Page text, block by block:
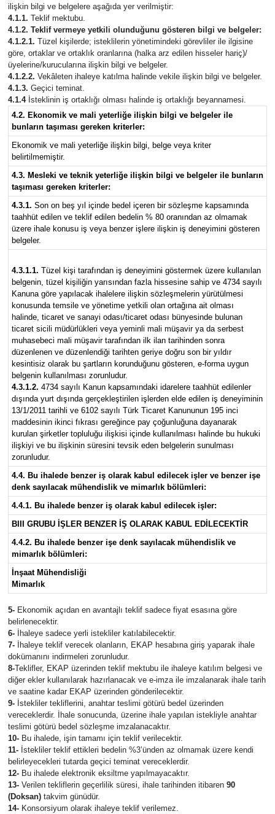
ilişkin bilgi ve belgelere aşağıda yer verilmiştir:
4.1.1. Teklif mektubu.
4.1.2. Teklif vermeye yetkili olunduğunu gösteren bilgi ve belgeler:
4.1.2.1. Tüzel kişilerde; isteklilerin yönetimindeki görevliler ile ilgisine
göre, ortaklar ve ortaklık oranlarına (halka arz edilen hisseler hariç)/
üyelerine/kurucularına ilişkin bilgi ve belgeler.
4.1.2.2. Vekâleten ihaleye katılma halinde vekile ilişkin bilgi ve belgeler.
4.1.3. Geçici teminat.
4.1.4İsteklinin iş ortaklığı olması halinde iş ortaklığı beyannamesi.
4.2. Ekonomik ve mali yeterliğe ilişkin bilgi ve belgeler ile
bunların taşıması gereken kriterler:
Ekonomik ve mali yeterliğe ilişkin bilgi, belge veya kriter
belirtilmemiştir.
4.3. Mesleki ve teknik yeterliğe ilişkin bilgi ve belgeler ile bunların
taşıması gereken kriterler:
4.3.1. Son on beş yıl içinde bedel içeren bir sözleşme kapsamında
taahhüt edilen ve teklif edilen bedelin % 80 oranından az olmamak
üzere ihale konusu iş veya benzer işlere ilişkin iş deneyimini gösteren
belgeler.
4.3.1.1. Tüzel kişi tarafından iş deneyimini göstermek üzere kullanılan
belgenin, tüzel kişiliğin yarısından fazla hissesine sahip ve 4734 sayılı
Kanuna göre yapılacak ihalelere ilişkin sözleşmelerin yürütülmesi
konusunda temsile ve yönetime yetkili olan ortağına ait olması
halinde, ticaret ve sanayi odası/ticaret odası bünyesinde bulunan
ticaret sicili müdürlükleri veya yeminli mali müşavir ya da serbest
muhasebeci mali müşavir tarafından ilk ilan tarihinden sonra
düzenlenen ve düzenlendiği tarihten geriye doğru son bir yıldır
kesintisiz olarak bu şartların korunduğunu gösteren, e-forma uygun
belgenin kullanılması zorunludur.
4.3.1.2. 4734 sayılı Kanun kapsamındaki idarelere taahhüt edilenler
dışında yurt dışında gerçekleştirilen işlerden elde edilen iş deneyiminin
13/1/2011 tarihli ve 6102 sayılı Türk Ticaret Kanununun 195 inci
maddesinin ikinci fıkrası gereğince pay çoğunluğuna dayanarak
kurulan şirketler topluluğu ilişkisi içinde kullanılması halinde bu hukuki
ilişkiyi ve bu ilişkinin süresini tevsik eden belgelerin sunulması
zorunludur.
4.4. Bu ihalede benzer iş olarak kabul edilecek işler ve benzer işe
denk sayılacak mühendislik ve mimarlık bölümleri:
4.4.1. Bu ihalede benzer iş olarak kabul edilecek işler:
BIII GRUBU İŞLER BENZER İŞ OLARAK KABUL EDİLECEKTİR
4.4.2. Bu ihalede benzer işe denk sayılacak mühendislik ve
mimarlık bölümleri:
İnşaat Mühendisliği
Mimarlık
5-Ekonomik açıdan en avantajlı teklif sadece fiyat esasına göre
belirlenecektir.
6-İhaleye sadece yerli istekliler katılabilecektir.
7-İhaleye teklif verecek olanların, EKAP hesabına giriş yaparak ihale
dokümanını indirmeleri zorunludur.
8-Teklifler, EKAP üzerinden teklif mektubu ile ihaleye katılım belgesi ve
diğer ekler kullanılarak hazırlanacak ve e-imza ile imzalanarak ihale tarih
ve saatine kadar EKAP üzerinden gönderilecektir.
9-İstekliler tekliflerini, anahtar teslimi götürü bedel üzerinden
vereceklerdir. İhale sonucunda, üzerine ihale yapılan istekliyle anahtar
teslimi götürü bedel sözleşme imzalanacaktır.
10-Bu ihalede, işin tamamı için teklif verilecektir.
11-İstekliler teklif ettikleri bedelin %3’ünden az olmamak üzere kendi
belirleyecekleri tutarda geçici teminat vereceklerdir.
12-Bu ihalede elektronik eksiltme yapılmayacaktır.
13-Verilen tekliflerin geçerlilik süresi, ihale tarihinden itibaren 90
(Doksan)takvim günüdür.
14-Konsorsiyum olarak ihaleye teklif verilemez.